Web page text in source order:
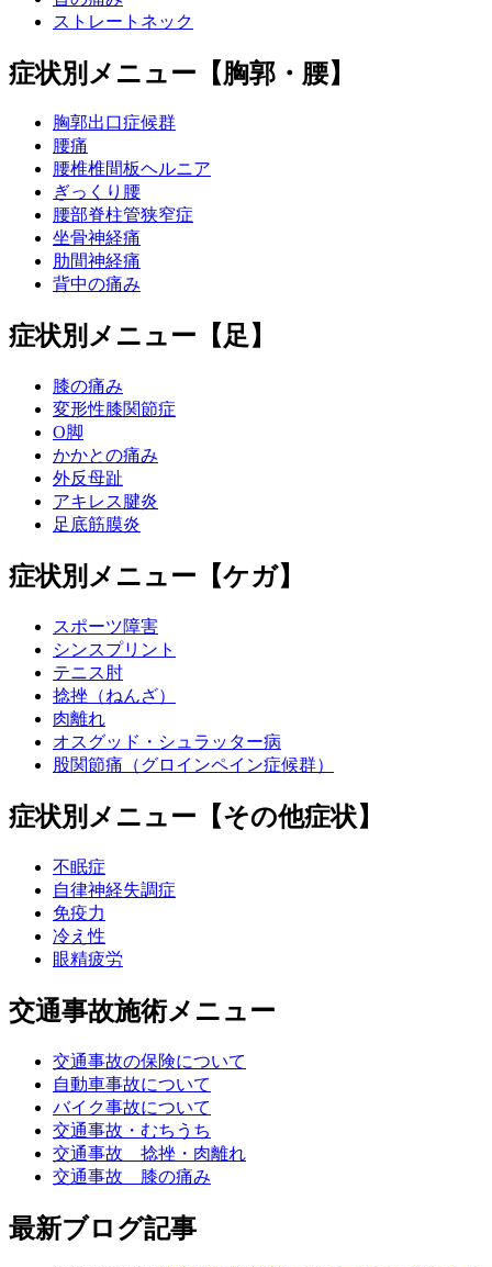
ストレートネック
症状別メニュー【胸郭・腰】
胸郭出口症候群
腰痛
腰椎椎間板ヘルニア
ぎっくり腰
腰部脊柱管狭窄症
坐骨神経痛
肋間神経痛
背中の痛み
症状別メニュー【足】
膝の痛み
変形性膝関節症
O脚
かかとの痛み
外反母趾
アキレス腱炎
足底筋膜炎
症状別メニュー【ケガ】
スポーツ障害
シンスプリント
テニス肘
捻挫（ねんざ）
肉離れ
オスグッド・シュラッター病
股関節痛（グロインペイン症候群）
症状別メニュー【その他症状】
不眠症
自律神経失調症
免疫力
冷え性
眼精疲労
交通事故施術メニュー
交通事故の保険について
自動車事故について
バイク事故について
交通事故・むちうち
交通事故 捻挫・肉離れ
交通事故 膝の痛み
最新ブログ記事